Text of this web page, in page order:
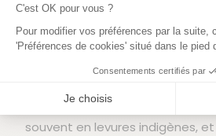
C'est OK pour vous ?
Pour modifier vos préférences par la suite,
'Préférences de cookies' situé dans le pied
Consentements certifiés par
Je choisis
Axeptio consent
Plateforme de Gestion du Consentement :
parcelle est suivie
préserver ses équilibres
interventionniste, avec des
souvent en levures indigènes,